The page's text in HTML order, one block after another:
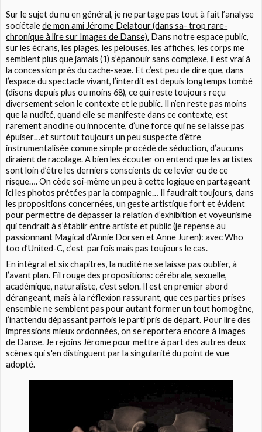
Sur le sujet du nu en général, je ne partage pas tout à fait l’analyse
sociétalede mon ami Jérome Delatour (dans sa- trop rare-
chronique à lire sur Images de Danse). Dans notre espace public,
sur les écrans, les plages, les pelouses, les affiches, les corps me
semblent plus que jamais (1) s’épanouir sans complexe, il est vrai à
la concession prés du cache-sexe. Et c’est peu de dire que, dans
l’espace du spectacle vivant, l’interdit est depuis longtemps tombé
(disons depuis plus ou moins 68), ce qui reste toujours reçu
diversement selon le contexte et le public. Il n’en reste pas moins
que la nudité, quand elle se manifeste dans ce contexte, est
rarement anodine ou innocente, d’une force qui ne se laisse pas
épuiser…et surtout toujours un peu suspecte d’être
instrumentalisée comme simple procédé de séduction, d’aucuns
diraient de racolage. A bien les écouter on entend que les artistes
sont loin d’être les derniers conscients de ce levier ou de ce
risque…. On cède soi-même un peu à cette logique en partageant
ici les photos prétées par la compagnie… Il faudrait toujours, dans
les propositions concernées, un geste artistique fort et évident
pour permettre de dépasser la relation d’exhibition et voyeurisme
qui tendrait à s’établir entre artiste et public (je repense au
passionnant Magical d’Annie Dorsen et Anne Juren): avec Who
too d’United-C, c’est parfois mais pas toujours le cas.
En intégral et six chapitres, la nudité ne se laisse pas oublier, à
l’avant plan. Fil rouge des propositions: cérébrale, sexuelle,
académique, naturaliste, c’est selon. Il est en premier abord
dérangeant, mais à la réflexion rassurant, que ces parties prises
ensemble ne semblent pas pour autant former un tout homogène,
l’inattendu dépassant parfois le parti pris de départ. Pour lire des
impressions mieux ordonnées, on se reportera encore à Images
de Danse. Je rejoins Jérome pour mettre à part des autres deux
scènes qui s'en distinguent par la singularité du point de vue
adopté.